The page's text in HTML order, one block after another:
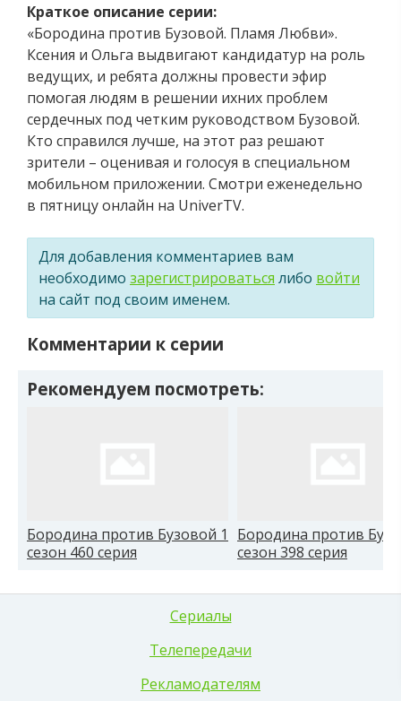
Краткое описание серии:
«Бородина против Бузовой. Пламя Любви».
Ксения и Ольга выдвигают кандидатур на роль
ведущих, и ребята должны провести эфир
помогая людям в решении ихних проблем
сердечных под четким руководством Бузовой.
Кто справился лучше, на этот раз решают
зрители – оценивая и голосуя в специальном
мобильном приложении. Смотри еженедельно
в пятницу онлайн на UniverTV.
Для добавления комментариев вам
необходимо зарегистрироваться либо войти
на сайт под своим именем.
Комментарии к серии
Рекомендуем посмотреть:
Бородина против Бузовой 1
сезон 460 серия
Бородина против
сезон 398 серия
Сериалы
Телепередачи
Рекламодателям